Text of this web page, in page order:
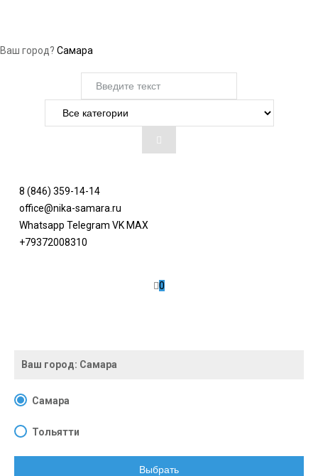
Ваш город? Самара
8 (846) 359-14-14
office@nika-samara.ru
Whatsapp Telegram VK MAX
+79372008310
0
Ваш город: Самара
Самара
Тольятти
Выбрать